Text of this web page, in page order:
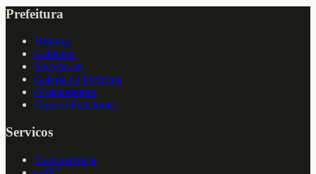
Prefeitura
Historia
Gabinete
Secretarias
Galeria de Prefeitos
Organograma
Quadro Funcional
Servicos
Transparencia